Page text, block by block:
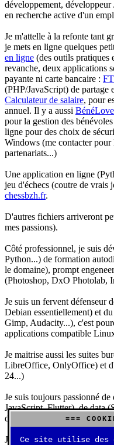
développement,
en recherche active d'un
Je m'attelle à la refonte tant
je mets en ligne quelques
en ligne (des outils pratiques
revanche, deux applications
payante ni carte bancaire :
(PHP/JavaScript) de partage
Calculateur de salaire, pour
annuel. Il y a aussi BénéLove
pour la gestion des
ligne pour des choix de
Windows (me contacter pour
partenariats...)
Une application en ligne
jeu d'échecs (coutre de vrais
chessbzh.fr.
D'autres fichiers arriveront
mes passions).
Côté professionnel, je suis
Python...) de formation
le domaine), prompt
(Photoshop, DxO Photolab,
Je suis un fervent défenseur
Debian essentiellement) et
Gimp, Audacity...), c'est
applications compatible
Je maitrise aussi les suites
LibreOffice, OnlyOffice) et
24...)
Je suis toujours passionné
JavaScript, Flutter), de data
d'IA (principalement Claude
J'aime jouer, surtout aux jeux
===
Ce site utilise des